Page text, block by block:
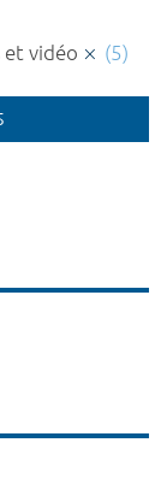
vidéo (5)